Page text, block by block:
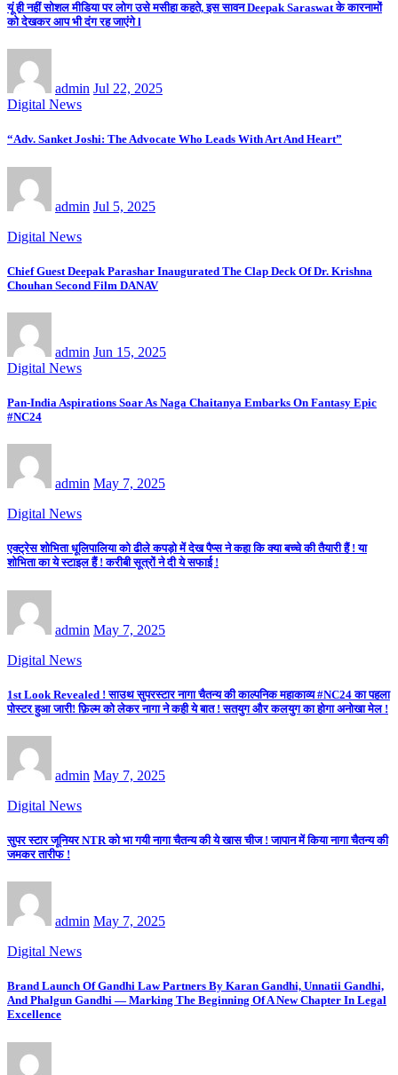
यूं ही नहीं सोशल मीडिया पर लोग उसे मसीहा कहते, इस सावन Deepak Saraswat के कारनामों
को देखकर आप भी दंग रह जाएंगे l
admin Jul 22, 2025
Digital News
“Adv. Sanket Joshi: The Advocate Who Leads With Art And Heart”
admin Jul 5, 2025
Digital News
Chief Guest Deepak Parashar Inaugurated The Clap Deck Of Dr. Krishna
Chouhan Second Film DANAV
admin Jun 15, 2025
Digital News
Pan-India Aspirations Soar As Naga Chaitanya Embarks On Fantasy Epic
#NC24
admin May 7, 2025
Digital News
एक्ट्रेस शोभिता धूलिपालिया को ढीले कपड़ो में देख पैप्स ने कहा कि क्या बच्चे की तैयारी हैं ! या
शोभिता का ये स्टाइल हैं ! करीबी सूत्रों ने दी ये सफाई !
admin May 7, 2025
Digital News
1st Look Revealed ! साउथ सुपरस्टार नागा चैतन्य की काल्पनिक महाकाव्य #NC24 का पहला
पोस्टर हुआ जारी! फ़िल्म को लेकर नागा ने कही ये बात ! सतयुग और कलयुग का होगा अनोखा मेल !
admin May 7, 2025
Digital News
सुपर स्टार जूनियर NTR को भा गयी नागा चैतन्य की ये खास चीज ! जापान में किया नागा चैतन्य की
जमकर तारीफ !
admin May 7, 2025
Digital News
Brand Launch Of Gandhi Law Partners By Karan Gandhi, Unnatii Gandhi,
And Phalgun Gandhi — Marking The Beginning Of A New Chapter In Legal
Excellence